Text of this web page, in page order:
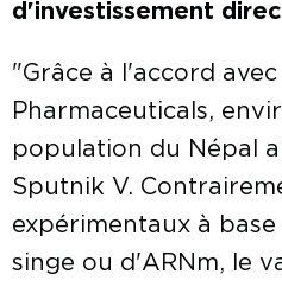
d'investissement
"Grâce à l'accord
Pharmaceuticals,
population du Népal
Sputnik V.
expérimentaux à
singe ou d'ARNm, le